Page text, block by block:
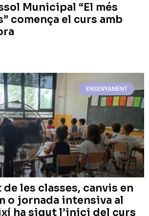
Municipal “El més
comença el curs amb
ENSENYAMENT
les classes, canvis en
o jornada intensiva al
ha sigut l’inici del curs